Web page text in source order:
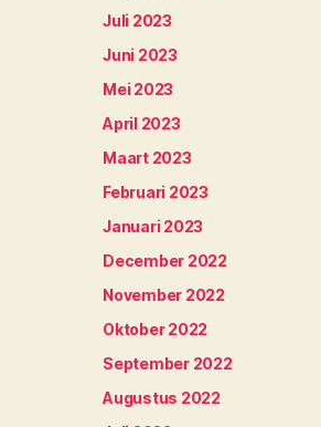
Juli 2023
Juni 2023
Mei 2023
April 2023
Maart 2023
Februari 2023
Januari 2023
December 2022
November 2022
Oktober 2022
September 2022
Augustus 2022